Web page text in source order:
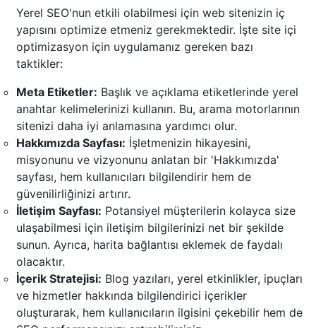
Yerel SEO'nun etkili olabilmesi için web sitenizin iç
yapısını optimize etmeniz gerekmektedir. İşte site içi
optimizasyon için uygulamanız gereken bazı
taktikler:
Meta Etiketler: Başlık ve açıklama etiketlerinde yerel
anahtar kelimelerinizi kullanın. Bu, arama motorlarının
sitenizi daha iyi anlamasına yardımcı olur.
Hakkımızda Sayfası: İşletmenizin hikayesini,
misyonunu ve vizyonunu anlatan bir 'Hakkımızda'
sayfası, hem kullanıcıları bilgilendirir hem de
güvenilirliğinizi artırır.
İletişim Sayfası: Potansiyel müşterilerin kolayca size
ulaşabilmesi için iletişim bilgilerinizi net bir şekilde
sunun. Ayrıca, harita bağlantısı eklemek de faydalı
olacaktır.
İçerik Stratejisi: Blog yazıları, yerel etkinlikler, ipuçları
ve hizmetler hakkında bilgilendirici içerikler
oluşturarak, hem kullanıcıların ilgisini çekebilir hem de